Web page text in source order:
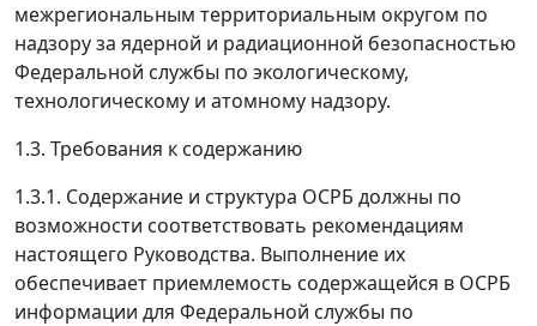
межрегиональным территориальным округом по
надзору за ядерной и радиационной безопасностью
Федеральной службы по экологическому,
технологическому и атомному надзору.
1.3. Требования к содержанию
1.3.1. Содержание и структура ОСРБ должны по
возможности соответствовать рекомендациям
настоящего Руководства. Выполнение их
обеспечивает приемлемость содержащейся в ОСРБ
информации для Федеральной службы по